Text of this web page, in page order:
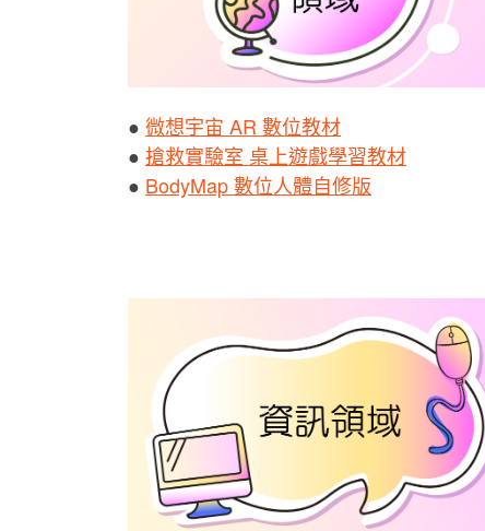
● 微想宇宙 AR 數位教材
● 搶救實驗室 桌上遊戲學習教材
● BodyMap 數位人體自修版